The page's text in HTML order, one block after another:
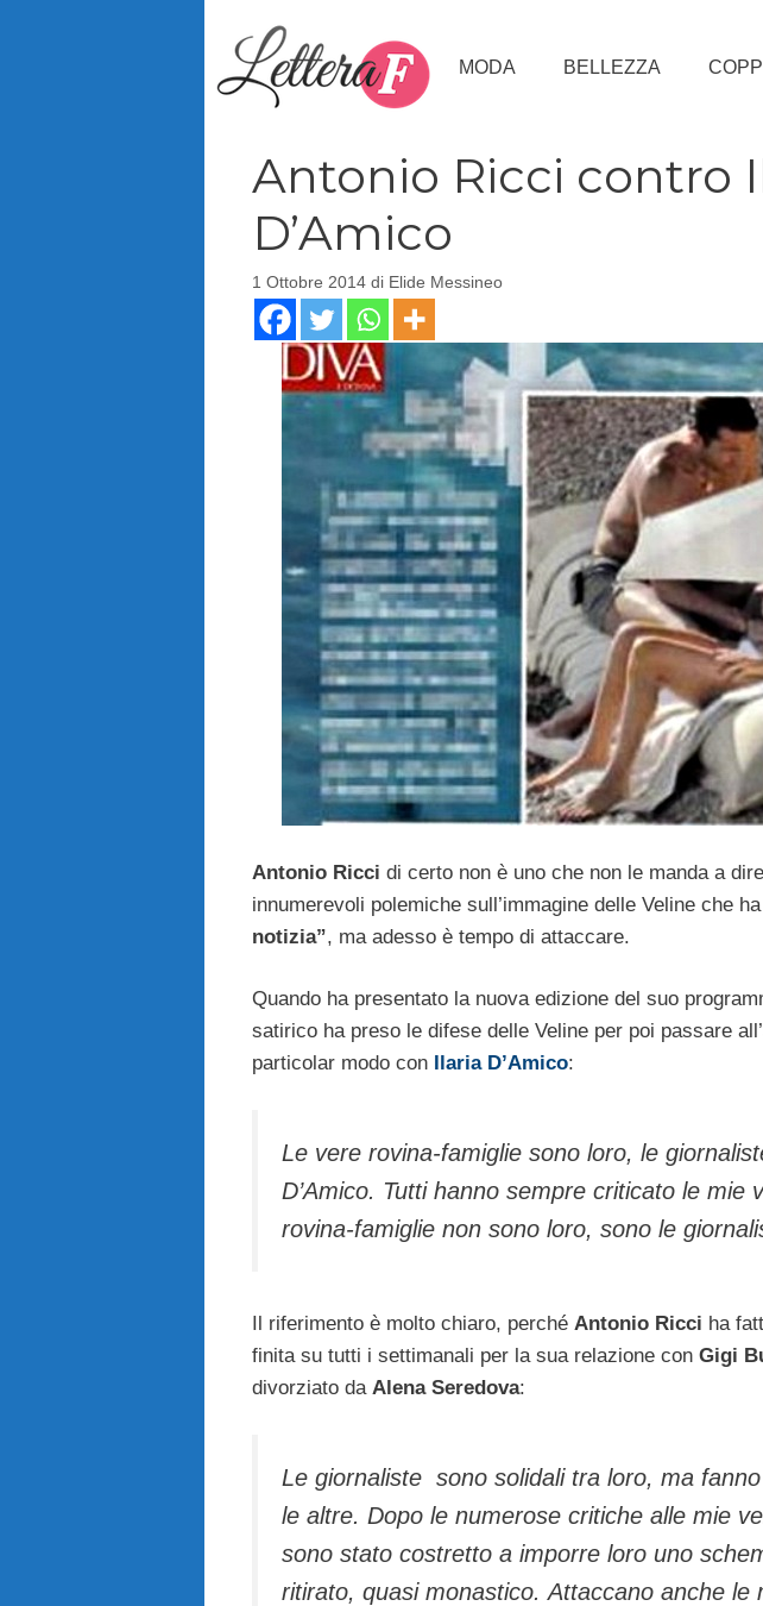
MODA BELLEZZA
Antonio Ricci contro
D’Amico
1 Ottobre 2014 di Elide Messineo
Antonio Ricci di certo non è uno che non le manda a
innumerevoli polemiche sull’immagine delle Veline che
notizia”, ma adesso è tempo di attaccare.
Quando ha presentato la nuova edizione del suo
satirico ha preso le difese delle Veline per poi passare
particolar modo con
Ilaria D’Amico:
Le vere rovina-famiglie sono loro, le
D’Amico. Tutti hanno sempre criticato le mie
rovina-famiglie non sono loro, sono le
Il riferimento è molto chiaro, perché Antonio Ricci ha
finita su tutti i settimanali per la sua relazione con Gigi
divorziato da Alena Seredova:
Le giornaliste sono solidali tra loro, ma
le altre. Dopo le numerose critiche alle mie
sono stato costretto a imporre loro uno
ritirato, quasi monastico. Attaccano anche le